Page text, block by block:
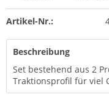
Artikel-Nr.:
Beschreibung
Set bestehend aus 2
Traktionsprofil für viel